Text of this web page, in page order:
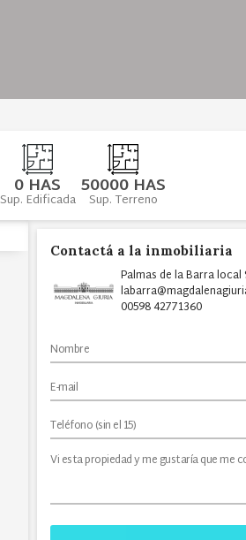
0 HAS
Sup. Edificada 50000 HAS
Sup. Terreno
Contactá a la inmobiliaria
Palmas de la Barra local
00598 42771360